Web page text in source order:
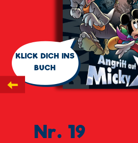
←🗨
KLICK DICH INS
BUCH
Nr. 19